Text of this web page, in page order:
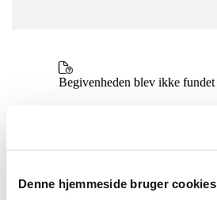
Denne hjemmeside bruger cookies